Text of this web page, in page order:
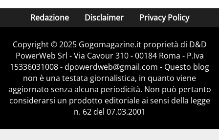
Redazione Disclaimer Privacy Policy
Copyright © 2025 Gogomagazine.it proprietà di D&D
PowerWeb Srl - Via Cavour 310 - 00184 Roma - P.Iva
15336031008 - dpowerdweb@gmail.com - Questo blog
non è una testata giornalistica, in quanto viene
aggiornato senza alcuna periodicità. Non può pertanto
considerarsi un prodotto editoriale ai sensi della legge
n. 62 del 07.03.2001